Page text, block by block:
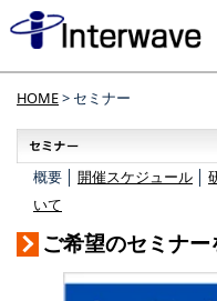
HOME> セミナー
概要 │ 開催スケジュール
いて
ご希望のセミナ